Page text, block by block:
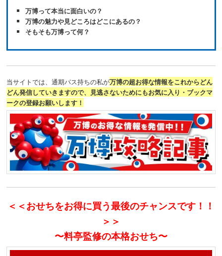
万博って本当に面白いの？
万博の魅力や見どころはどこにあるの？
そもそも万博って何？
当サイトでは、通期パス持ちの私が万博の超お得な情報をこれからどん
どん発信していきますので、見逃さないためにもお気に入り・ブックマ
ークの登録お願いします！
＜＜おせちをお得に買う最後のチャンスです！！
＞＞
〜料亭監修の本格おせち〜